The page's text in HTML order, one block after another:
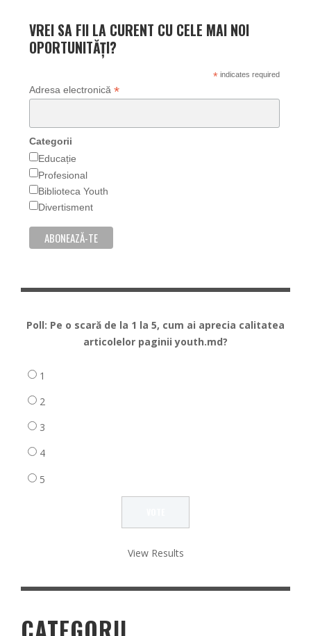
VREI SA FII LA CURENT CU CELE MAI NOI
OPORTUNITĂȚI?
*indicates required
Adresa electronică *
Categorii
Educație
Profesional
Biblioteca Youth
Divertisment
Poll: Pe o scară de la 1 la 5, cum ai aprecia calitatea
articolelor paginii youth.md?
1
2
3
4
5
View Results